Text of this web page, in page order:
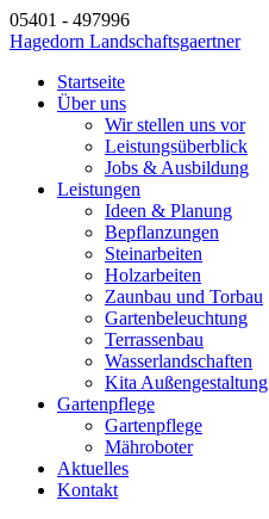
05401 - 497996
Hagedorn Landschaftsgaertner
Startseite
Über uns
Wir stellen uns vor
Leistungsüberblick
Jobs & Ausbildung
Leistungen
Ideen & Planung
Bepflanzungen
Steinarbeiten
Holzarbeiten
Zaunbau und Torbau
Gartenbeleuchtung
Terrassenbau
Wasserlandschaften
Kita Außengestaltung
Gartenpflege
Gartenpflege
Mähroboter
Aktuelles
Kontakt